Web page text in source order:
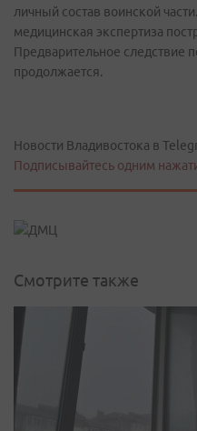
личный состав воинской
медицинская экспертиза
Предварительное следствие
продолжается.
Новости Владивостока в
Подписывайтесь одним
Смотрите также